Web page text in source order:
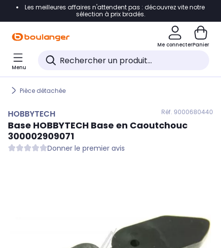
Accéder directement à la navigation
Accéder directement au pied de page
Accéder directement au chatbot
Les meilleures affaires n'attendent pas : découvrez vite notre
sélection à prix bradés.
Me connecterPanier
Menu
Pièce détachée
HOBBYTECH Réf. 9000680440
Base HOBBYTECH Base en Caoutchouc
300002909071
Donner le premier avis